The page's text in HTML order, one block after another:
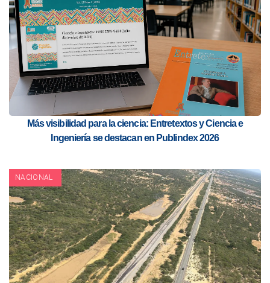
Más visibilidad para la ciencia: Entretextos y Ciencia e
Ingeniería se destacan en Publindex 2026
NACIONAL